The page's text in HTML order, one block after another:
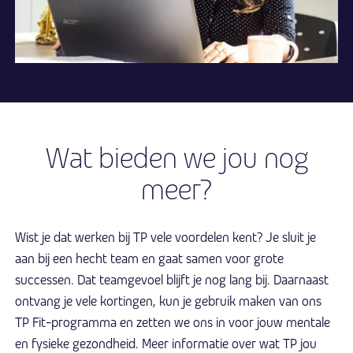
Wat bieden we jou nog
meer?
Wist je dat werken bij TP vele voordelen kent? Je sluit je
aan bij een hecht team en gaat samen voor grote
successen. Dat teamgevoel blijft je nog lang bij. Daarnaast
ontvang je vele kortingen, kun je gebruik maken van ons
TP Fit-programma en zetten we ons in voor jouw mentale
en fysieke gezondheid. Meer informatie over wat TP jou